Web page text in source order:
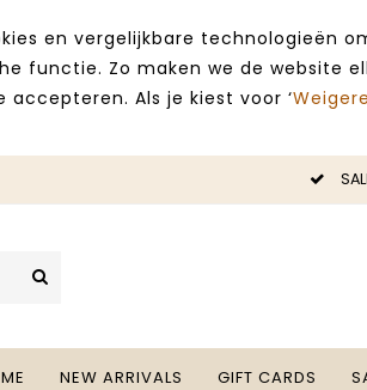
en vergelijkbare technologieën
functie. Zo maken we de website
accepteren. Als je kiest voor ‘
NEW ARRIVALS GIFT CARDS